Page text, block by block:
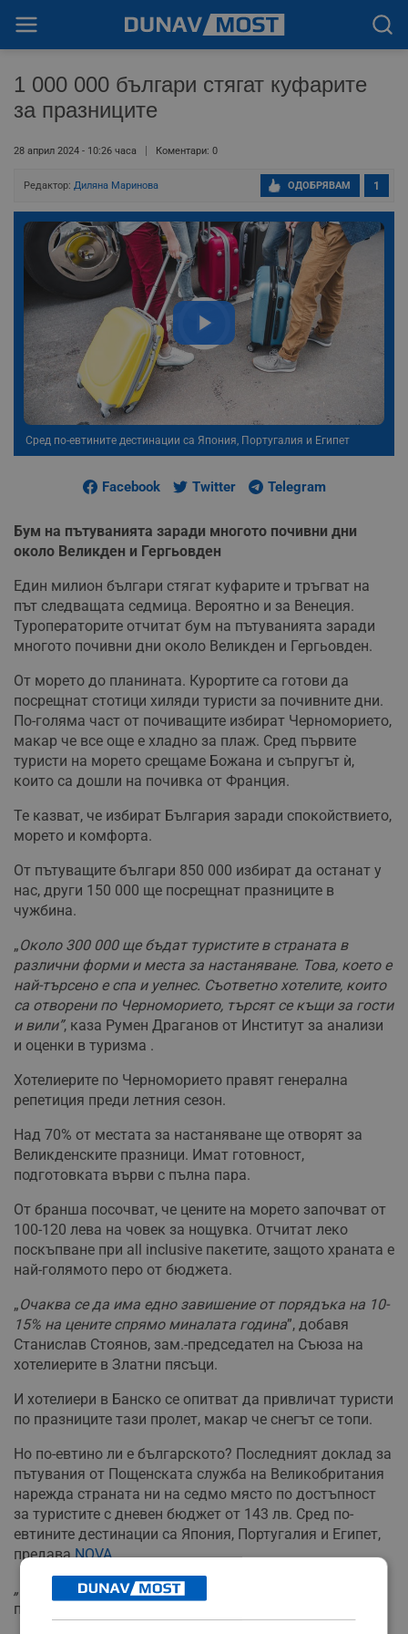
1 000 000 българи стягат куфарите
за празниците
28 април 2024 - 10:26 часа Коментари: 0
Редактор: Диляна Маринова 1
ОДОБРЯВАМ
Сред по-евтините дестинации са Япония, Португалия и Египет
Facebook Twitter Telegram
Бум на пътуванията заради многото почивни дни
около Великден и Гергьовден
Един милион българи стягат куфарите и тръгват на
път следващата седмица. Вероятно и за Венеция.
Туроператорите отчитат бум на пътуванията заради
многото почивни дни около Великден и Гергьовден.
От морето до планината. Курортите са готови да
посрещнат стотици хиляди туристи за почивните дни.
По-голяма част от почиващите избират Черноморието,
макар че все още е хладно за плаж. Сред първите
туристи на морето срещаме Божана и съпругът ѝ,
които са дошли на почивка от Франция.
Те казват, че избират България заради спокойствието,
морето и комфорта.
От пътуващите българи 850 000 избират да останат у
нас, други 150 000 ще посрещнат празниците в
чужбина.
„Около 300 000 ще бъдат туристите в страната в
различни форми и места за настаняване. Това, което е
най-търсено е спа и уелнес. Съответно хотелите, които
са отворени по Черноморието, търсят се къщи за гости
и вили”, каза Румен Драганов от Институт за анализи
и оценки в туризма .
Хотелиерите по Черноморието правят генерална
репетиция преди летния сезон.
Над 70% от местата за настаняване ще отворят за
Великденските празници. Имат готовност,
подготовката върви с пълна пара.
От бранша посочват, че цените на морето започват от
100-120 лева на човек за нощувка. Отчитат леко
поскъпване при all inclusive пакетите, защото храната е
най-голямото перо от бюджета.
„Очаква се да има едно завишение от порядъка на 10-
15% на цените спрямо миналата година”, добавя
Станислав Стоянов, зам.-председател на Съюза на
хотелиерите в Златни пясъци.
И хотелиери в Банско се опитват да привличат туристи
по празниците тази пролет, макар че снегът се топи.
Но по-евтино ли е българското? Последният доклад за
пътувания от Пощенската служба на Великобритания
нарежда страната ни на седмо място по достъпност
за туристите с дневен бюджет от 143 лв. Сред по-
евтините дестинации са Япония, Португалия и Египет,
предаваNOVA.
„По-евтино от България никой не може да намери”
подчертава Драганов.